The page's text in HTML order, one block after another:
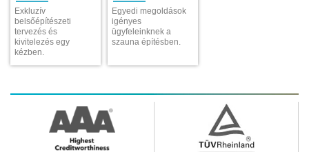
Exkluzív
belsőépítészeti
tervezés és
kivitelezés egy
kézben.
Egyedi megoldások
igényes
ügyfeleinknek a
szauna építésben.